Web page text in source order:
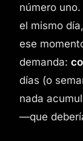
número
el mismo
ese
demanda:
días (o
nada
—que